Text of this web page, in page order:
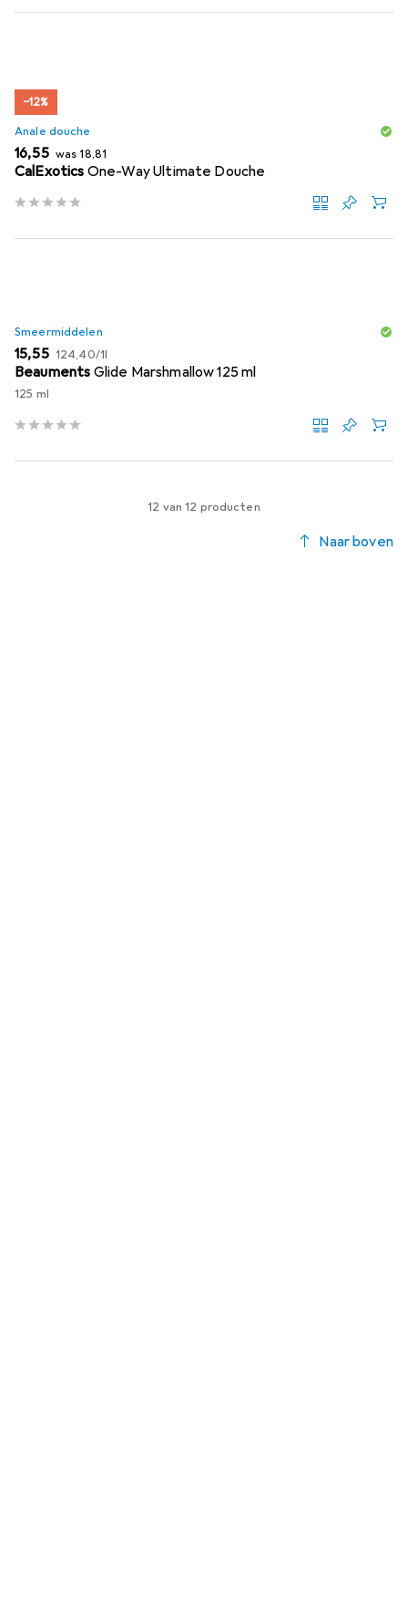
−12%
Anale douche
EUR
16,55 wasEUR
18,81
CalExotics One-Way Ultimate Douche
Smeermiddelen
EUR
15,55 EUR
124,40/1l
Beauments Glide Marshmallow 125 ml
125 ml
12 van 12 producten
Naar boven